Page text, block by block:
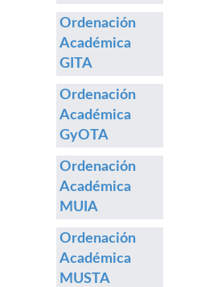
Ordenación
Académica
GITA
Ordenación
Académica
GyOTA
Ordenación
Académica
MUIA
Ordenación
Académica
MUSTA